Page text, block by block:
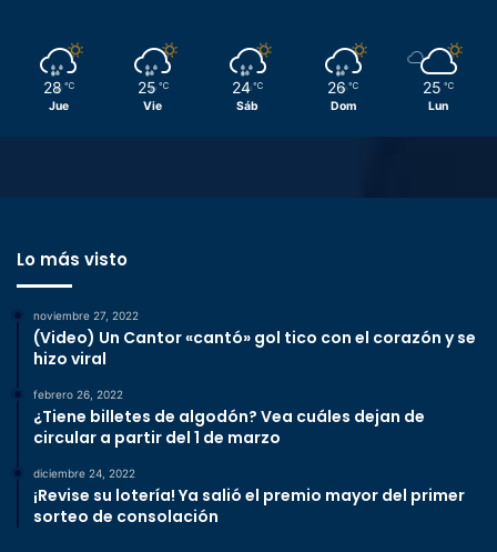
28 ℃
Jue
25 ℃
Vie
24 ℃
Sáb
26 ℃
Dom
25 ℃
Lun
Lo más visto
noviembre 27, 2022
(Video) Un Cantor «cantó» gol tico con el corazón y se
hizo viral
febrero 26, 2022
¿Tiene billetes de algodón? Vea cuáles dejan de
circular a partir del 1 de marzo
diciembre 24, 2022
¡Revise su lotería! Ya salió el premio mayor del primer
sorteo de consolación